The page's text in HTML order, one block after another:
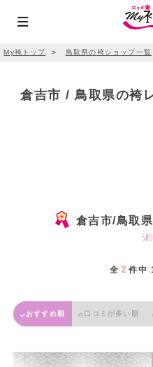
My袴トップ ＞ 鳥取県の袴ショップ一覧
倉吉市 / 鳥取県の袴
倉吉市/鳥取
全 2 件中
おすすめ順 口コミが多い順